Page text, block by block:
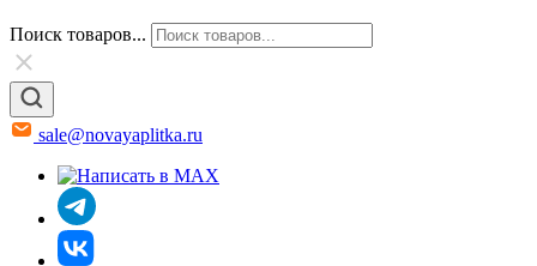
Поиск товаров...
sale@novayaplitka.ru